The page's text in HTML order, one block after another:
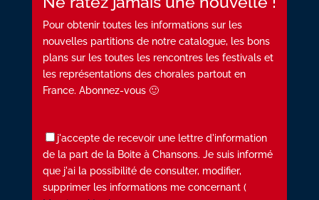
Pour obtenir toutes les informations sur les
nouvelles partitions de notre catalogue, les bons
plans sur les toutes les rencontres les festivals et
les représentations des chorales partout en
France. Abonnez-vous 🙂
j'accepte de recevoir une lettre d'information
de la part de la Boite à Chansons. Je suis informé
que j'ai la possibilité de consulter, modifier,
supprimer les informations me concernant (